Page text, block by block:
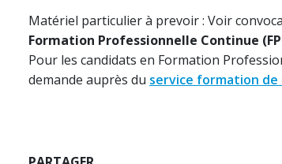
Matériel particulier à prevoir : Voir
Formation Professionnelle Continue
Pour les candidats en Formation
demande auprès du service formation de